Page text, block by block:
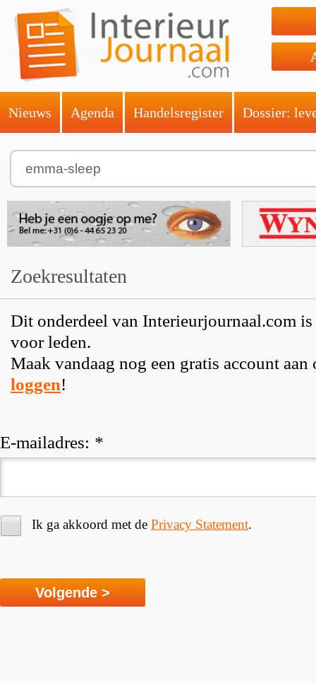
Nieuws Agenda Handelsregister Dossier:
Zoekresultaten
Dit onderdeel van Interieurjournaal.com
voor leden.
Maak vandaag nog een gratis account
loggen!
E-mailadres: *
Ik ga akkoord met de Privacy Statement.